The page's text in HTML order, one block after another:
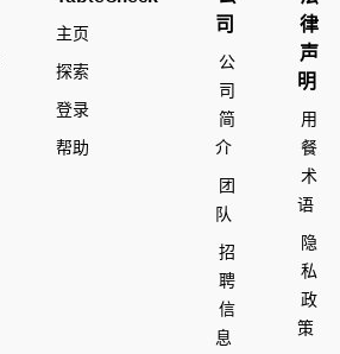
主页
探索
登录
帮助
司
公
司
简
介
团
队
招
聘
信
息
律
声
明
用
餐
术
语
隐
私
政
策